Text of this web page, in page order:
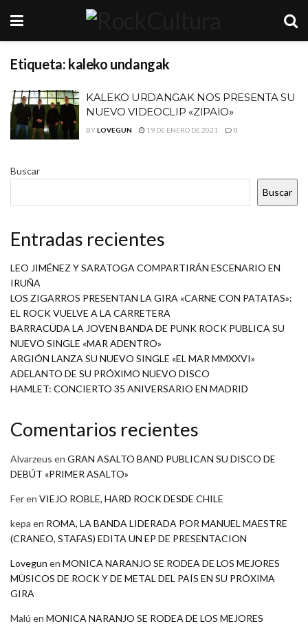
Etiqueta: kaleko undangak
KALEKO URDANGAK NOS PRESENTA SU
NUEVO VIDEOCLIP «ZIPAIO»
BYLOVEGUN 19 DE ENERO DE 2021 0
Buscar
Buscar
Entradas recientes
LEO JIMÉNEZ Y SARATOGA COMPARTIRÁN ESCENARIO EN
IRUÑA
LOS ZIGARROS PRESENTAN LA GIRA «CARNE CON PATATAS»:
EL ROCK VUELVE A LA CARRETERA
BARRACÜDA LA JOVEN BANDA DE PUNK ROCK PUBLICA SU
NUEVO SINGLE «MAR ADENTRO»
ARGIÓN LANZA SU NUEVO SINGLE «EL MAR MMXXVI»
ADELANTO DE SU PRÓXIMO NUEVO DISCO
HAMLET: CONCIERTO 35 ANIVERSARIO EN MADRID
Comentarios recientes
Alvarzeus en GRAN ASALTO BAND PUBLICAN SU DISCO DE
DEBÚT «PRIMER ASALTO»
Feren VIEJO ROBLE, HARD ROCK DESDE CHILE
kepa en ROMA, LA BANDA LIDERADA POR MANUEL MAESTRE
(CRANEO, STAFAS) EDITA UN EP DE PRESENTACION
Lovegun en MONICA NARANJO SE RODEA DE LOS MEJORES
MÚSICOS DE ROCK Y DE METAL DEL PAÍS EN SU PRÓXIMA
GIRA
Malú en MONICA NARANJO SE RODEA DE LOS MEJORES